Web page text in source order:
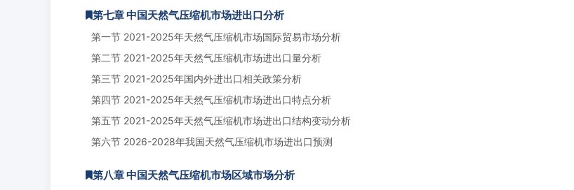
第七章 中国天然气压缩机市场进出口分析
第一节 2021-2025年天然气压缩机市场国际贸易市场分析
第二节 2021-2025年天然气压缩机市场进出口量分析
第三节 2021-2025年国内外进出口相关政策分析
第四节 2021-2025年天然气压缩机市场进出口特点分析
第五节 2021-2025年天然气压缩机市场进出口结构变动分析
第六节 2026-2028年我国天然气压缩机市场进出口预测
第八章 中国天然气压缩机市场区域市场分析